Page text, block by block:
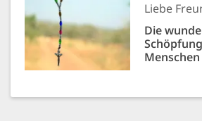
Liebe
Die